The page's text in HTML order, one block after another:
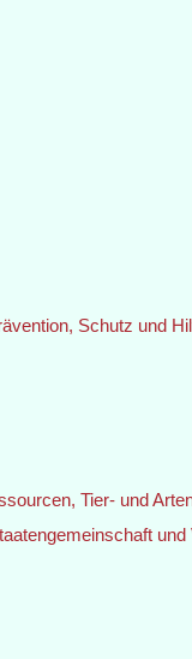
Schutz und
Tier- und